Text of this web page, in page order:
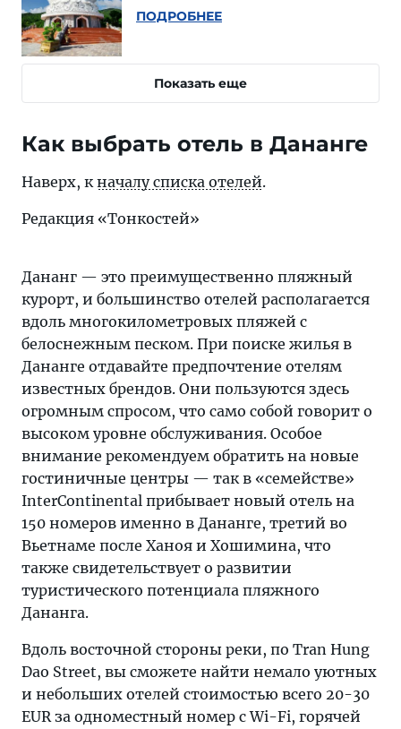
ПОДРОБНЕЕ
Показать еще
Как выбрать отель в Дананге
Наверх, кначалу списка отелей.
Редакция «Тонкостей»
Дананг — это преимущественно пляжный
курорт, и большинство отелей располагается
вдоль многокилометровых пляжей с
белоснежным песком. При поиске жилья в
Дананге отдавайте предпочтение отелям
известных брендов. Они пользуются здесь
огромным спросом, что само собой говорит о
высоком уровне обслуживания. Особое
внимание рекомендуем обратить на новые
гостиничные центры — так в «семействе»
InterContinental прибывает новый отель на
150 номеров именно в Дананге, третий во
Вьетнаме после Ханоя и Хошимина, что
также свидетельствует о развитии
туристического потенциала пляжного
Дананга.
Вдоль восточной стороны реки, по Tran Hung
Dao Street, вы сможете найти немало уютных
и небольших отелей стоимостью всего 20-30
EUR за одноместный номер с Wi-Fi, горячей